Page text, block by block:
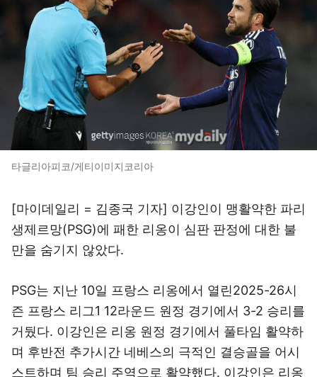
타글리아피코/게티이미지코리아
[마이데일리 = 김종국 기자] 이강인이 맹활약한 파리
생제르망(PSG)에 패한 리옹이 심판 판정에 대한 불
만을 숨기지 않았다.
PSG는 지난 10일 프랑스 리옹에서 열린2025-26시
즌 프랑스 리그1 12라운드 원정 경기에서 3-2 승리를
거뒀다. 이강인은 리옹 원정 경기에서 풀타임 활약하
며 후반전 추가시간 네베스의 극적인 결승골을 어시
스트하며 팀 승리 주역으로 활약했다. 이강인은 리옹